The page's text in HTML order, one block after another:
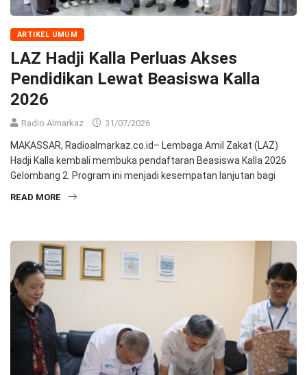
ARTIKEL UMUM
LAZ Hadji Kalla Perluas Akses
Pendidikan Lewat Beasiswa Kalla
2026
Radio Almarkaz 31/07/2026
MAKASSAR, Radioalmarkaz.co.id– Lembaga Amil Zakat (LAZ)
Hadji Kalla kembali membuka pendaftaran Beasiswa Kalla 2026
Gelombang 2. Program ini menjadi kesempatan lanjutan bagi
READ MORE